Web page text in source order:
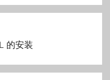
的安装